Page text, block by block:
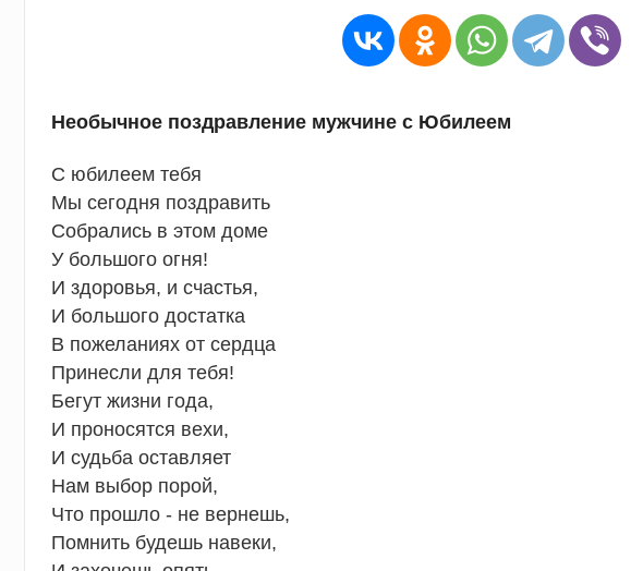
Необычное поздравление мужчине с Юбилеем
С юбилеем тебя
Мы сегодня поздравить
Собрались в этом доме
У большого огня!
И здоровья, и счастья,
И большого достатка
В пожеланиях от сердца
Принесли для тебя!
Бегут жизни года,
И проносятся вехи,
И судьба оставляет
Нам выбор порой,
Что прошло - не вернешь,
Помнить будешь навеки,